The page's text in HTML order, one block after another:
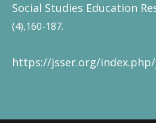
Social Studies Education
(4),160-187.
https://jsser.org/